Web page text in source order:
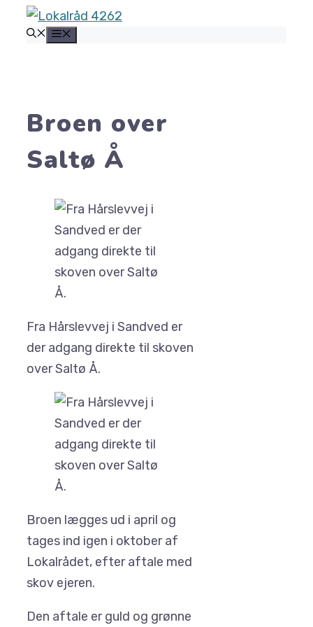
Hop
Broen over
Saltø Å
Fra Hårslevvej i Sandved er
der adgang direkte til skoven
over Saltø Å.
Broen lægges ud i april og
tages ind igen i oktober af
Lokalrådet, efter aftale med
skov ejeren.
Den aftale er guld og grønne